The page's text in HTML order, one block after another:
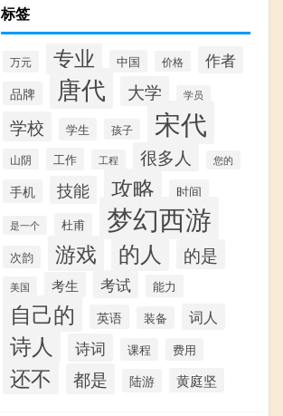
标签
万元 专业 中国 价格 作者
品牌 唐代 大学 学员
学校 学生 孩子 宋代
山阴 工作 工程 很多人 您的
手机 技能 攻略 时间
是一个 杜甫 梦幻西游
次韵 游戏 的人 的是
美国 考生 考试 能力
自己的 英语 装备 词人
诗人 诗词 课程 费用
还不 都是 陆游 黄庭坚